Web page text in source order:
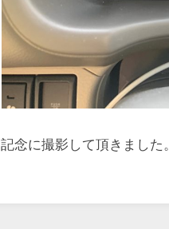
記念に撮影して頂きました。